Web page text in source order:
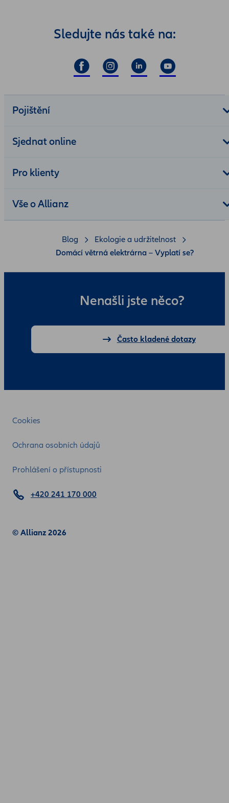
Sledujte nás také na:
Pojištění
Sjednat online
Pro klienty
Vše o Allianz
Nenašli jste něco?
Často kladené dotazy
Cookies
Ochrana osobních údajů
Prohlášení o přístupnosti
© Allianz 2026
+420 241 170 000
Blog
Ekologie a udržitelnost
Domácí větrná elektrárna – Vyplatí se?